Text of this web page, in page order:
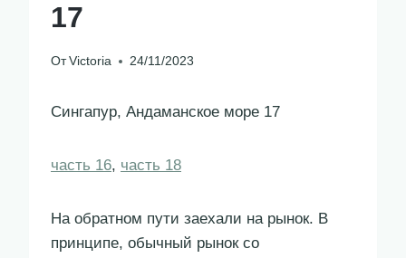
17
От Victoria 24/11/2023
Сингапур, Андаманское море 17
часть 16, часть 18
На обратном пути заехали на рынок. В
принципе, обычный рынок со